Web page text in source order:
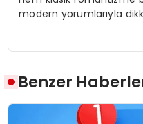
modern yorumlarıyla
Benzer